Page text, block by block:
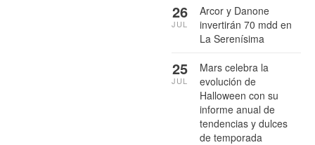
Arcor y Danone
invertirán 70 mdd en
La Serenísima
26
JUL
Mars celebra la
evolución de
Halloween con su
informe anual de
tendencias y dulces
de temporada
25
JUL